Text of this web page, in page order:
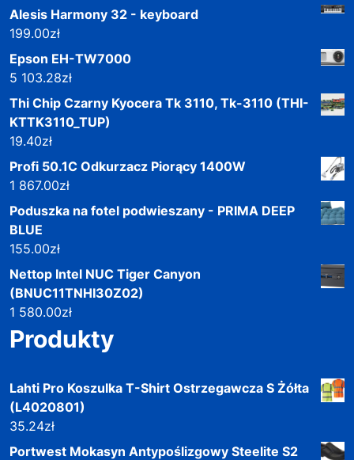
Alesis Harmony 32 - keyboard
199.00zł
Epson EH-TW7000
5 103.28zł
Thi Chip Czarny Kyocera Tk 3110, Tk-3110 (THI-
KTTK3110_TUP)
19.40zł
Profi 50.1C Odkurzacz Piorący 1400W
1 867.00zł
Poduszka na fotel podwieszany - PRIMA DEEP
BLUE
155.00zł
Nettop Intel NUC Tiger Canyon
(BNUC11TNHI30Z02)
1 580.00zł
Produkty
Lahti Pro Koszulka T-Shirt Ostrzegawcza S Żółta
(L4020801)
35.24zł
Portwest Mokasyn Antypoślizgowy Steelite S2